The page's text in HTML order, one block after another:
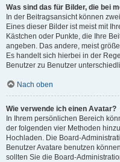
Was sind das für Bilder, die bei
In der Beitragsansicht können
Eines dieser Bilder ist meist mit
Kästchen oder Punkte, die Ihre
angeben. Das andere, meist
Es handelt sich hierbei in der
Benutzer zu Benutzer
Nach oben
Wie verwende ich einen Avatar?
In Ihrem persönlichen Bereich
der folgenden vier Methoden
Hochladen. Die Board-
Benutzer Avatare benutzen
sollten Sie die Board-